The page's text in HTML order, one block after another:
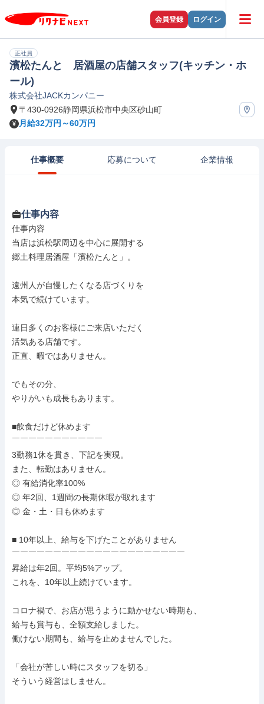
会員登録 ログイン
正社員
濱松たんと 居酒屋の店舗スタッフ(キッチン・ホ
ール)
株式会社JACKカンパニー
〒430-0926静岡県浜松市中央区砂山町
月給32万円～60万円
仕事概要 応募について 企業情報
仕事内容
仕事内容
当店は浜松駅周辺を中心に展開する
郷土料理居酒屋「濱松たんと」。
遠州人が自慢したくなる店づくりを
本気で続けています。
連日多くのお客様にご来店いただく
活気ある店舗です。
正直、暇ではありません。
でもその分、
やりがいも成長もあります。
■飲食だけど休めます
￣￣￣￣￣￣￣￣￣￣￣
3勤務1休を貫き、下記を実現。
また、転勤はありません。
◎ 有給消化率100%
◎ 年2回、1週間の長期休暇が取れます
◎ 金・土・日も休めます
■ 10年以上、給与を下げたことがありません
￣￣￣￣￣￣￣￣￣￣￣￣￣￣￣￣￣￣￣￣￣
昇給は年2回。平均5%アップ。
これを、10年以上続けています。
コロナ禍で、お店が思うように動かせない時期も、
給与も賞与も、全額支給しました。
働けない期間も、給与を止めませんでした。
「会社が苦しい時にスタッフを切る」
そういう経営はしません。